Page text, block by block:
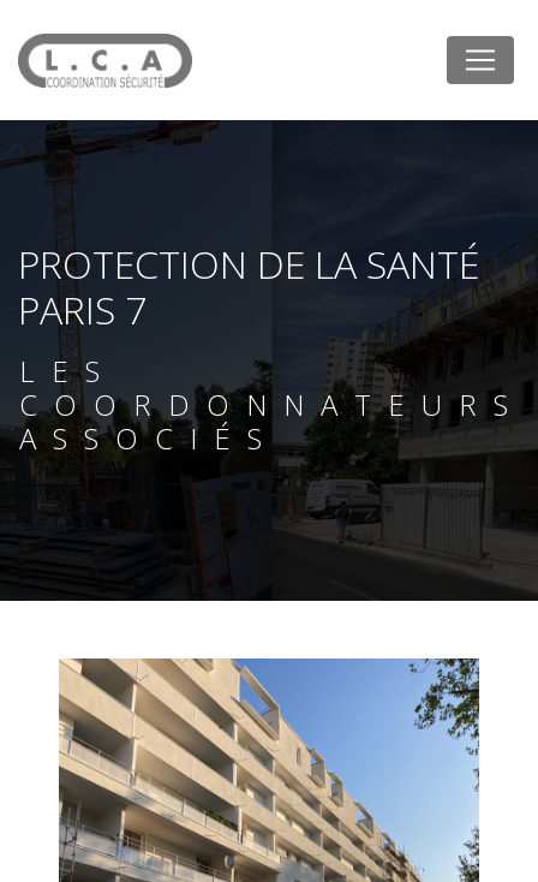
PROTECTION DE LA SANTÉ
PARIS 7
LES
COORDONNATEURS
ASSOCIÉS